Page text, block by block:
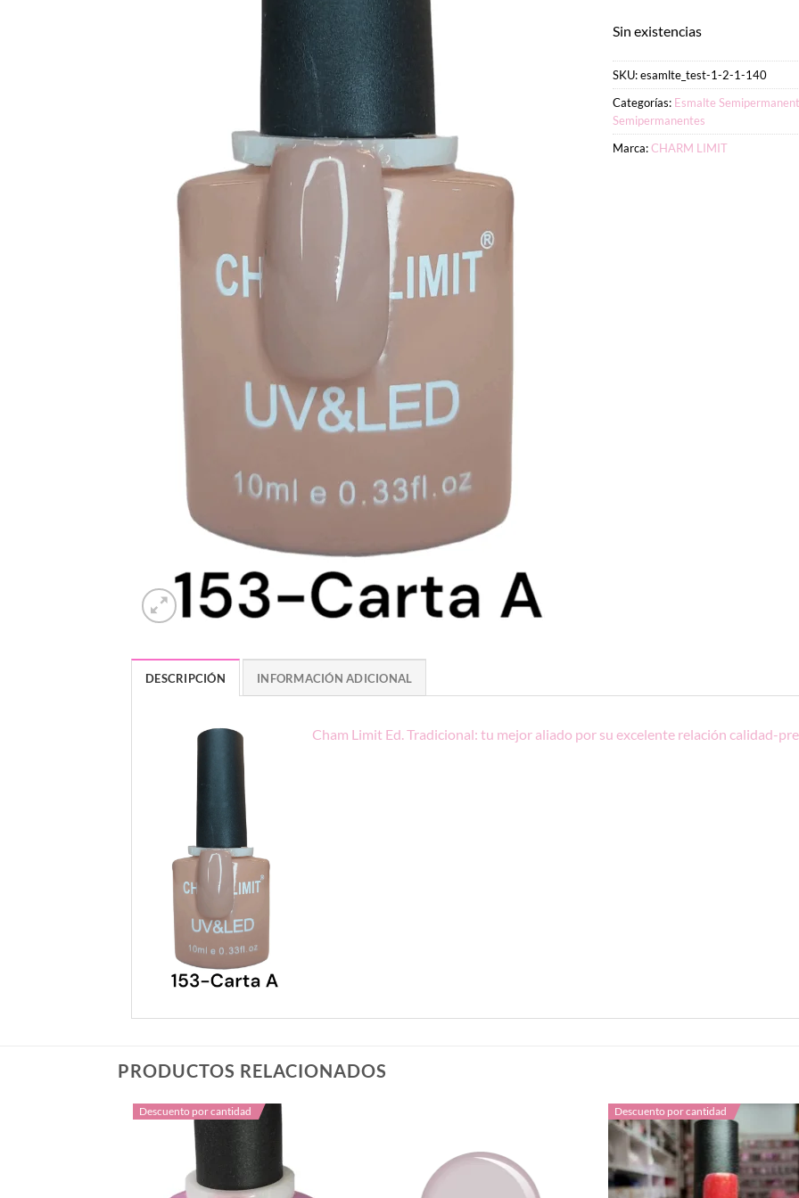
Sin existencias
SKU:esamlte_test-1-2-1-140
Categorías: Esmalte
Semipermanentes
Marca:CHARM LIMIT
DESCRIPCIÓN INFORMACIÓN ADICIONAL
Cham Limit Ed. Tradicional: tu mejor aliado por su excelente relación calidad-
PRODUCTOS RELACIONADOS
Descuento por cantidad Descuento por cantidad